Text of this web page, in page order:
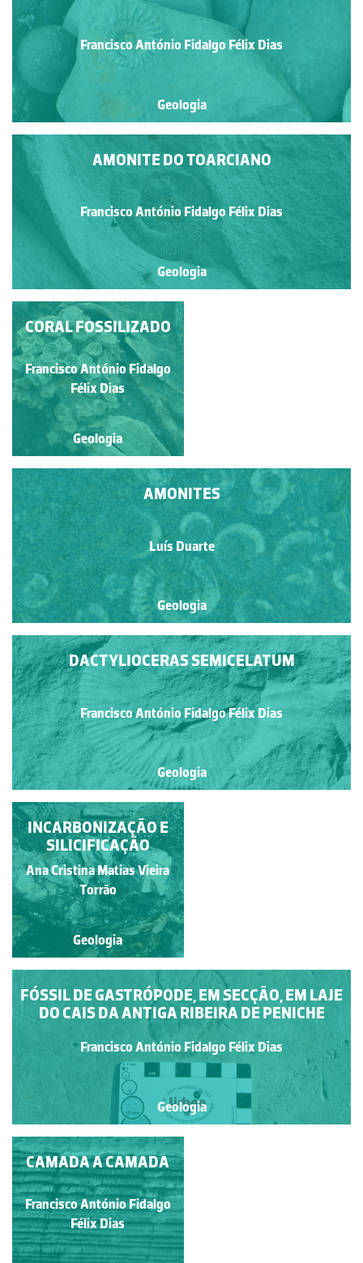
Francisco António Fidalgo Félix Dias
Geologia
AMONITE DO TOARCIANO
Francisco António Fidalgo Félix Dias
Geologia
MOLUSCOS EXTINTOS
E ATUAIS: UM
REENCONTRO COM
180 MILHÕES DE
ANOS
Francisco António Fidalgo
Félix Dias
Geologia
AMONITES
Luís Duarte
Geologia
CORAL FOSSILIZADO
Francisco António Fidalgo
Félix Dias
Geologia
DACTYLIOCERAS SEMICELATUM
Francisco António Fidalgo Félix Dias
Geologia
BRAQUIÓPODE
FOSSILIZADO
Francisco António Fidalgo
Félix Dias
Geologia
INCARBONIZAÇÃO E
SILICIFICAÇÃO
Ana Cristina Matias Vieira
Torrão
Geologia
FÓSSIL DE GASTRÓPODE, EM SECÇÃO, EM LAJE
DO CAIS DA ANTIGA RIBEIRA DE PENICHE
Francisco António Fidalgo Félix Dias
Geologia
CRUZIANA
Ana Cristina Rito
CAMADA A CAMADA
Francisco António Fidalgo
Félix Dias